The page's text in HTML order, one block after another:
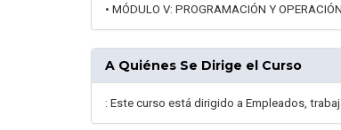
• MÓDULO V: PROGRAMACIÓN Y
A Quiénes Se Dirige el Curso
: Este curso está dirigido a Empleados,